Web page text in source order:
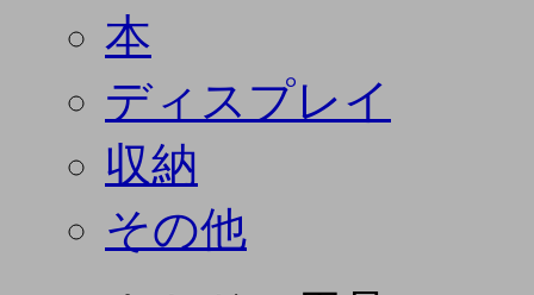
本
ディスプレイ
収納
その他